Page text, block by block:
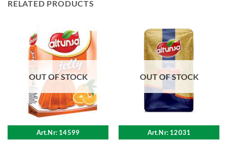
RELATED PRODUCTS
OUT OF STOCK
Art.Nr: 14599
OUT OF STOCK
Art.Nr: 12031